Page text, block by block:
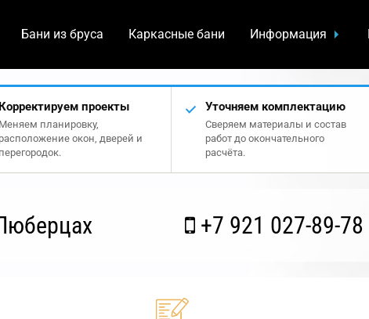
Бани из бруса Каркасные бани Информация
Корректируем проекты
Меняем планировку,
расположение окон, дверей и
перегородок.
Уточняем комплектацию
Сверяем материалы и состав
работ до окончательного
расчёта.
+7 921 027-89-78